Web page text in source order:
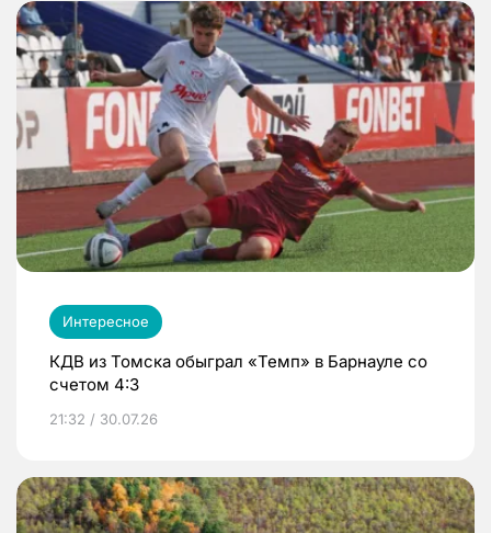
Интересное
КДВ из Томска обыграл «Темп» в Барнауле со
счетом 4:3
21:32 / 30.07.26